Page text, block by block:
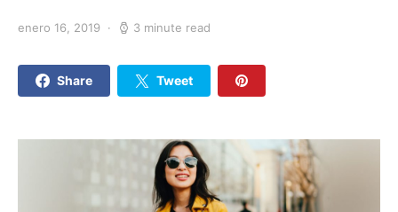
enero 16, 2019 3 minute read
Share Tweet